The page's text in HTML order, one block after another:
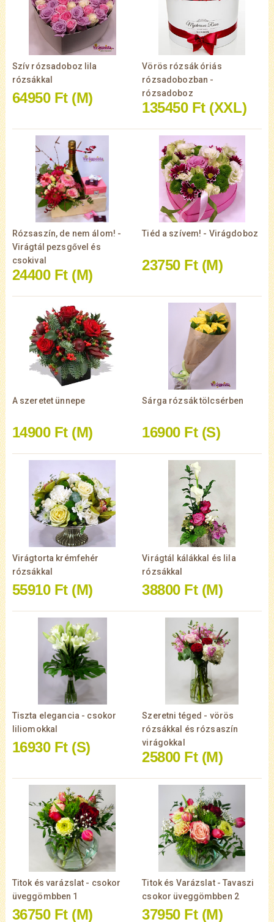
Szív rózsadoboz lila
rózsákkal
64950 Ft (M)
Vörös rózsák óriás
rózsadobozban -
rózsadoboz
135450 Ft (XXL)
Rózsaszín, de nem álom! -
Virágtál pezsgővel és
csokival
24400 Ft (M)
Tiéd a szívem! - Virágdoboz
23750 Ft (M)
A szeretet ünnepe
14900 Ft (M)
Sárga rózsák tölcsérben
16900 Ft (S)
Virágtorta krémfehér
rózsákkal
55910 Ft (M)
Virágtál kálákkal és lila
rózsákkal
38800 Ft (M)
Tiszta elegancia - csokor
liliomokkal
16930 Ft (S)
Szeretni téged - vörös
rózsákkal és rózsaszín
virágokkal
25800 Ft (M)
Titok és varázslat - csokor
üveggömbben 1
36750 Ft (M)
Titok és Varázslat - Tavaszi
csokor üveggömbben 2
37950 Ft (M)